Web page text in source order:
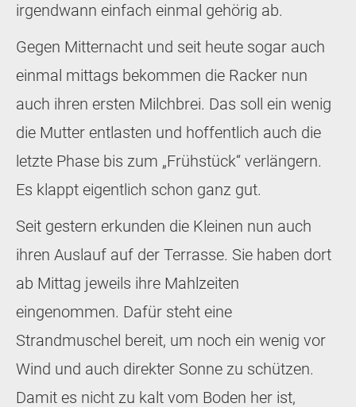
irgendwann einfach einmal gehörig ab.
Gegen Mitternacht und seit heute sogar auch
einmal mittags bekommen die Racker nun
auch ihren ersten Milchbrei. Das soll ein wenig
die Mutter entlasten und hoffentlich auch die
letzte Phase bis zum „Frühstück“ verlängern.
Es klappt eigentlich schon ganz gut.
Seit gestern erkunden die Kleinen nun auch
ihren Auslauf auf der Terrasse. Sie haben dort
ab Mittag jeweils ihre Mahlzeiten
eingenommen. Dafür steht eine
Strandmuschel bereit, um noch ein wenig vor
Wind und auch direkter Sonne zu schützen.
Damit es nicht zu kalt vom Boden her ist,